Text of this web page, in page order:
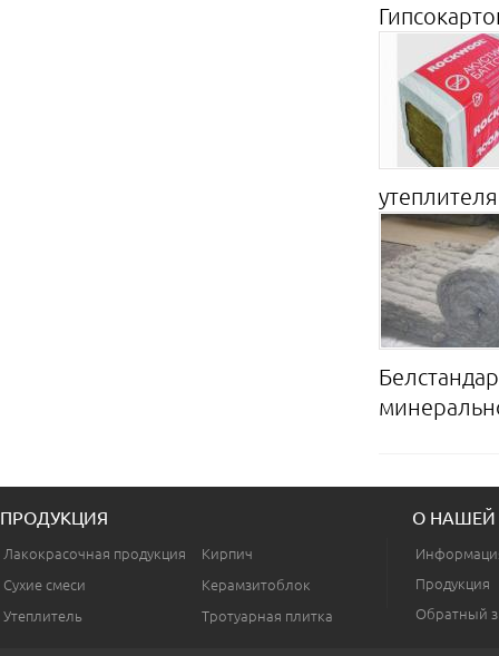
ПРОДУКЦИЯ
Лакокрасочная продукция
Сухие смеси
Утеплитель
Кирпич
Керамзитоблок
Тротуарная плитка
О
Продукция
Обратный